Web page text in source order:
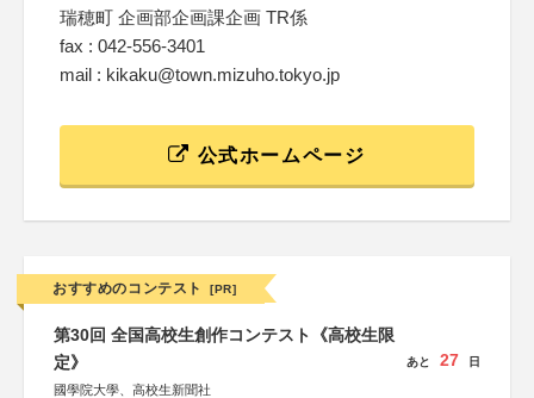
瑞穂町 企画部企画課企画 TR係
fax : 042-556-3401
mail : kikaku@town.mizuho.tokyo.jp
公式ホームページ
おすすめのコンテスト [PR]
第30回 全国高校生創作コンテスト《高校生限
定》
國學院大學、高校生新聞社
あと 27 日